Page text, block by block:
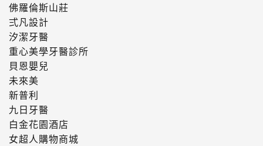
佛羅倫斯山莊
弍凡設計
汐潔牙醫
重心美學牙醫診所
貝恩嬰兒
未來美
新普利
九日牙醫
白金花園酒店
女超人購物商城